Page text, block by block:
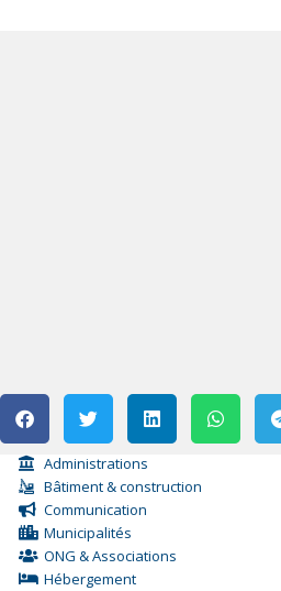
Administrations
Bâtiment & construction
Communication
Municipalités
ONG & Associations
Hébergement